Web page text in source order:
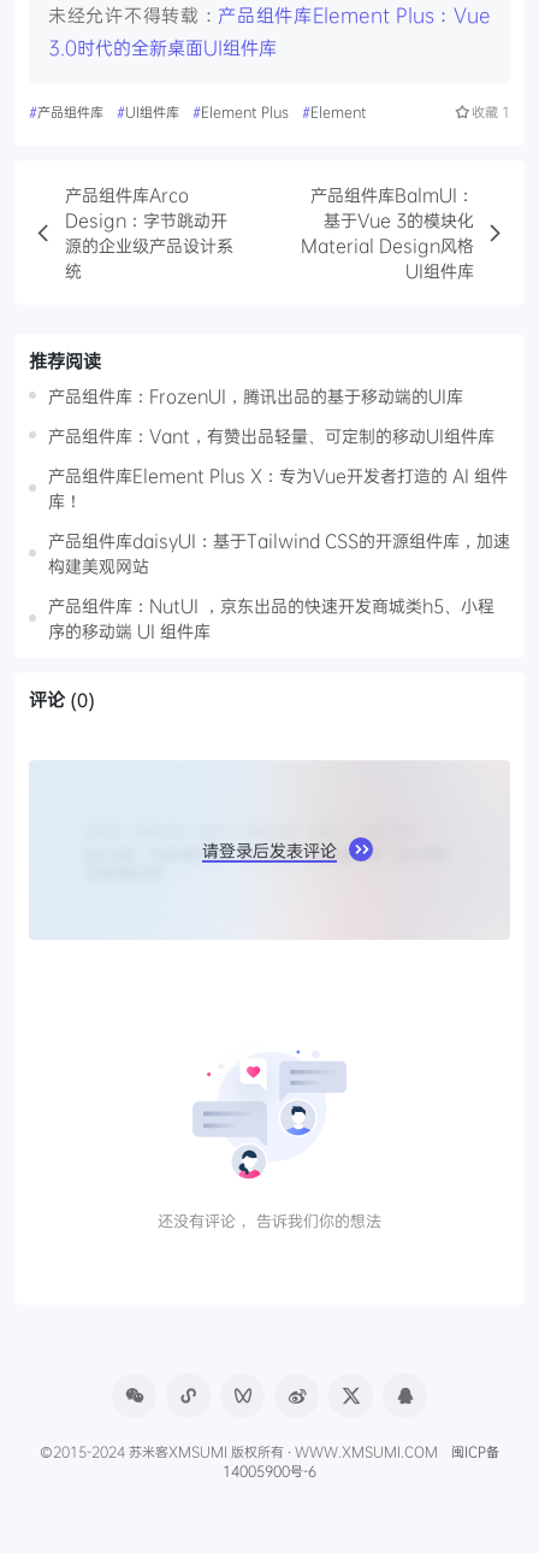
未经允许不得转载： 产品组件库Element Plus：Vue
3.0时代的全新桌面UI组件库
#产品组件库 #UI组件库 #Element Plus #Element 收藏 1
产品组件库Arco
Design：字节跳动开
源的企业级产品设计系
统
产品组件库BalmUI：
基于Vue 3的模块化
Material Design风格
UI组件库
推荐阅读
产品组件库：FrozenUI，腾讯出品的基于移动端的UI库
产品组件库：Vant，有赞出品轻量、可定制的移动UI组件库
产品组件库Element Plus X：专为Vue开发者打造的 AI 组件
库！
产品组件库daisyUI：基于Tailwind CSS的开源组件库，加速
构建美观网站
产品组件库：NutUI ，京东出品的快速开发商城类h5、小程
序的移动端 UI 组件库
评论 (0)
请登录后发表评论
还没有评论， 告诉我们你的想法
©2015-2024 苏米客XMSUMI 版权所有 · WWW.XMSUMI.COM 闽ICP备
14005900号-6